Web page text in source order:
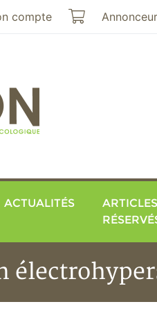
compte Mon panier
ACTUALITÉS
ARTICLES